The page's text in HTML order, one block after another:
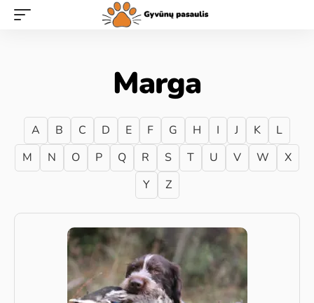
Marga
A B C D E F G H I J K
L
M
N O P Q R S T U V W
X
Y
Z